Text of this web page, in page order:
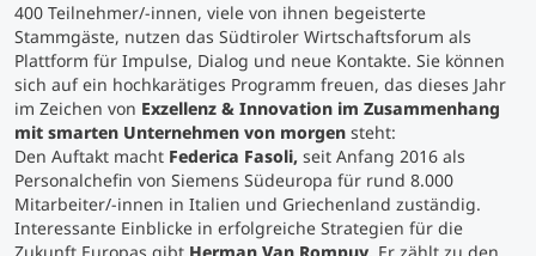
Studienberatung
Executive Education Finder
400 Teilnehmer/-innen, viele von ihnen begeisterte
Stammgäste, nutzen das Südtiroler Wirtschaftsforum als
Plattform für Impulse, Dialog und neue Kontakte. Sie können
sich auf ein hochkarätiges Programm freuen, das dieses Jahr
im Zeichen von Exzellenz & Innovation im Zusammenhang
mit smarten Unternehmen von morgen steht:
Den Auftakt macht Federica Fasoli, seit Anfang 2016 als
Personalchefin von Siemens Südeuropa für rund 8.000
Mitarbeiter/-innen in Italien und Griechenland zuständig.
Interessante Einblicke in erfolgreiche Strategien für die